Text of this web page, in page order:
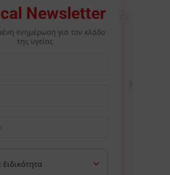
Newsletter
ενημέρωση για τον κλάδο
της υγείας